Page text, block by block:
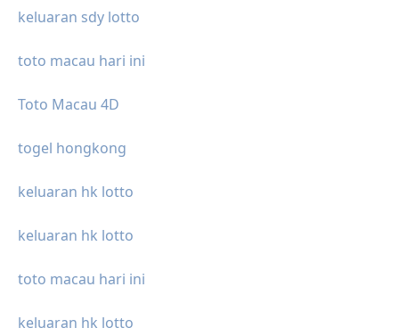
keluaran sdy lotto
toto macau hari ini
Toto Macau 4D
togel hongkong
keluaran hk lotto
keluaran hk lotto
toto macau hari ini
keluaran hk lotto